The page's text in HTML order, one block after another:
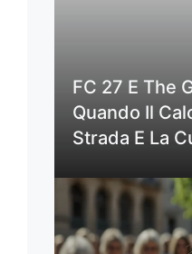
FC 27 E The
Quando Il
Strada E La